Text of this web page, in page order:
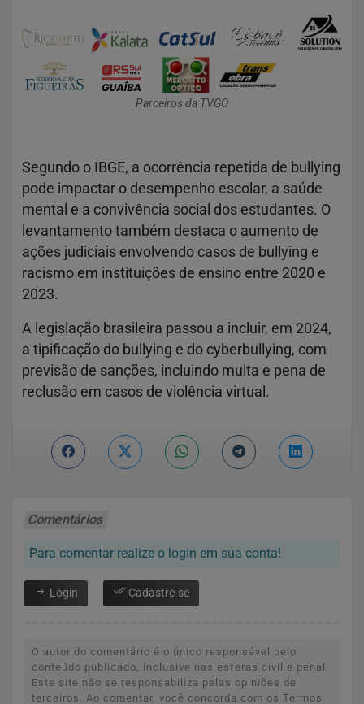
Parceiros da TVGO
Segundo o IBGE, a ocorrência repetida de bullying
pode impactar o desempenho escolar, a saúde
mental e a convivência social dos estudantes. O
levantamento também destaca o aumento de
ações judiciais envolvendo casos de bullying e
racismo em instituições de ensino entre 2020 e
2023.
A legislação brasileira passou a incluir, em 2024,
a tipificação do bullying e do cyberbullying, com
previsão de sanções, incluindo multa e pena de
reclusão em casos de violência virtual.
Comentários
Para comentar realize o login em sua conta!
Login Cadastre-se
O autor do comentário é o único responsável pelo
conteúdo publicado, inclusive nas esferas civil e penal.
Este site não se responsabiliza pelas opiniões de
terceiros. Ao comentar, você concorda com os Termos